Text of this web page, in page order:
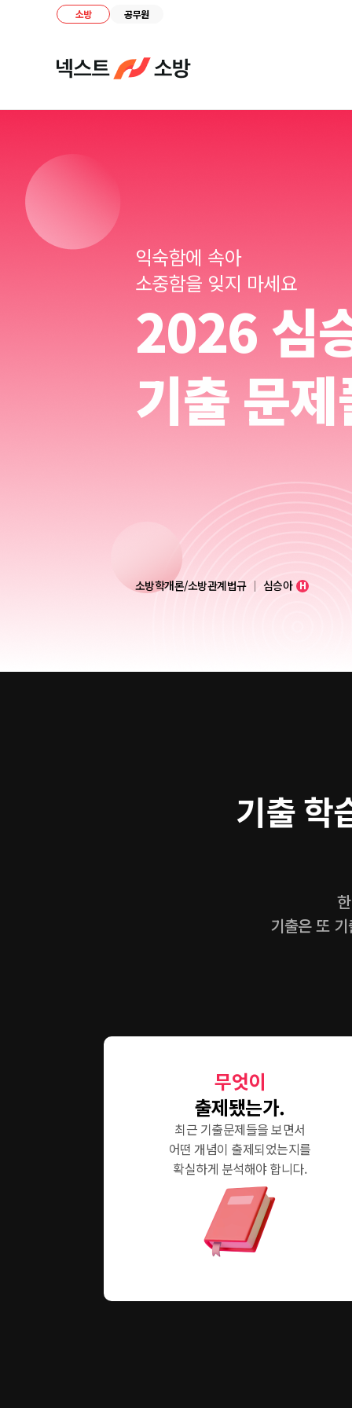
소방 공무원
익숙함에 속아
소중함을 잊지 마세요
2026 심
기출 문
소방학개론/소방관계법규 심승아 H
기출 학
기출은 또
무엇이
출제됐는가.
최근 기출문제들을 보면서
어떤 개념이 출제되었는지를
확실하게 분석해야 합니다.